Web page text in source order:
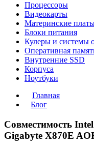
Процессоры
Видеокарты
Материнские
Блоки питания
Кулеры и системы
Оперативная
Внутренние SSD
Корпуса
Ноутбуки
Главная
Блог
Совместимость
Gigabyte X870E